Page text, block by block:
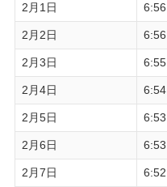
2月1日 6:56
2月2日 6:56
2月3日 6:55
2月4日 6:54
2月5日 6:53
2月6日 6:53
2月7日 6:52